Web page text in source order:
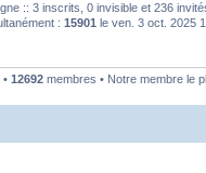
:: 3 inscrits, 0 invisible et 236
: 15901 le ven. 3 oct. 2025
12692 membres • Notre membre le